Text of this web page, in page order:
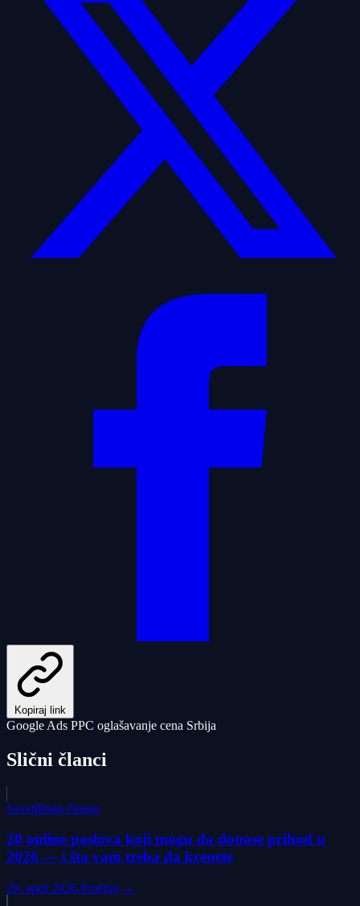
Kopiraj link
Google Ads PPC oglašavanje cena Srbija
Slični članci
Saveti8min čitanja
20 online poslova koji mogu da donose prihod u
2026 — i šta vam treba da krenete
29. april 2026.Pročitaj →